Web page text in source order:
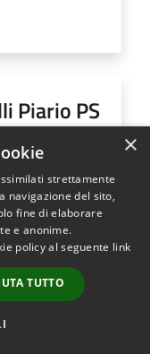
Piario PS
Generale...
×
strettamente
navigazione del sito,
fine di elaborare
e anonime.
policy al seguente link
TUTTO